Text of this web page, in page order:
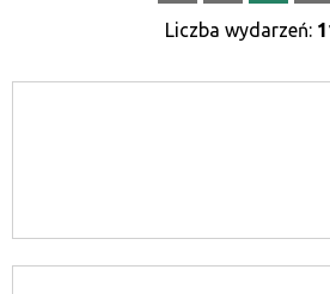
zakresie
Liczba wydarzeń: